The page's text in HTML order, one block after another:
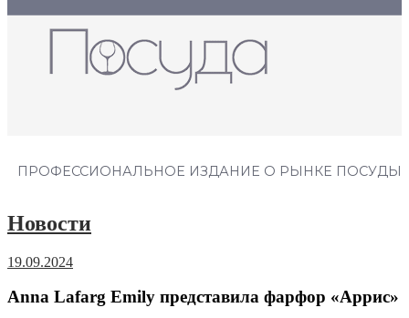
ПРОФЕССИОНАЛЬНОЕ ИЗДАНИЕ О РЫНКЕ ПОСУДЫ
Новости
19.09.2024
Anna Lafarg Emily представила фарфор «Аррис»